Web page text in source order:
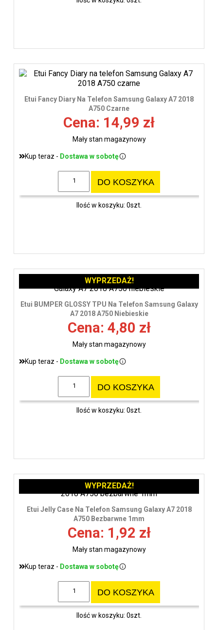
Etui Fancy Diary Na Telefon Samsung Galaxy A7 2018
A750 Czarne
Cena: 14,99 zł
Mały stan magazynowy
Kup teraz - Dostawa w sobotę
DO KOSZYKA
Ilość w koszyku: 0szt.
Etui BUMPER GLOSSY TPU Na Telefon Samsung Galaxy
A7 2018 A750 Niebieskie
Cena: 4,80 zł
Mały stan magazynowy
Kup teraz - Dostawa w sobotę
DO KOSZYKA
Ilość w koszyku: 0szt.
WYPRZEDAŻ!
Etui Jelly Case Na Telefon Samsung Galaxy A7 2018
A750 Bezbarwne 1mm
Cena: 1,92 zł
Mały stan magazynowy
Kup teraz - Dostawa w sobotę
DO KOSZYKA
Ilość w koszyku: 0szt.
WYPRZEDAŻ!